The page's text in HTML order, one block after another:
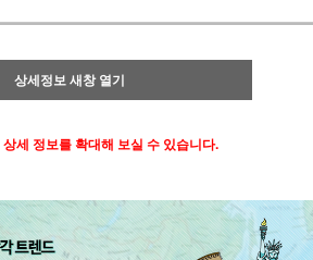
상세정보 새창 열기
상세 정보를 확대해 보실 수 있습니다.